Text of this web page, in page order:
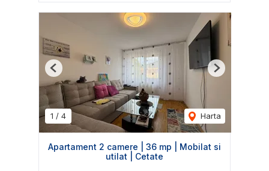
1 / 4 Harta
Previous Next
Apartament 2 camere | 36 mp | Mobilat si
utilat | Cetate